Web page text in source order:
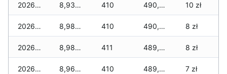
2026-06-14 8,935 zł 410 490,475 zł 10 zł
2026-06-13 8,985 zł 410 490,240 zł 8 zł
2026-06-12 8,985 zł 411 489,865 zł 8 zł
2026-06-11 8,965 zł 410 489,455 zł 7 zł